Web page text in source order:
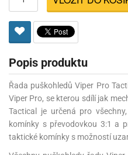
Popis produktu
Řada puškohledů Viper Pro
Viper Pro, se kterou sdílí jak
Tactical je určená pro
komínky s převodovkou 3:1 a
taktické komínky s možností